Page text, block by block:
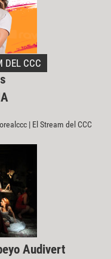
DEL CCC
| El Stream del CCC
Audivert